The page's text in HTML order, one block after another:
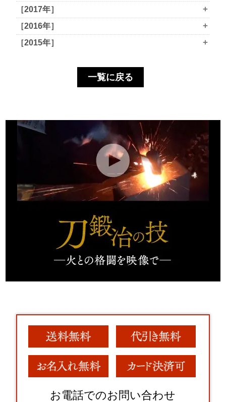
［2017年］ +
［2016年］ +
［2015年］ +
一覧に戻る
お電話でのお問い合わせ